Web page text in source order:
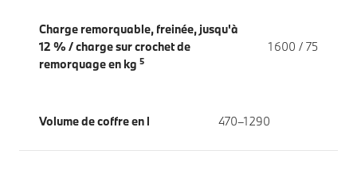
Charge remorquable, freinée, jusqu'à
12 % / charge sur crochet de
remorquage en kg 5
1 600 / 75
Volume de coffre en l 470–1 290